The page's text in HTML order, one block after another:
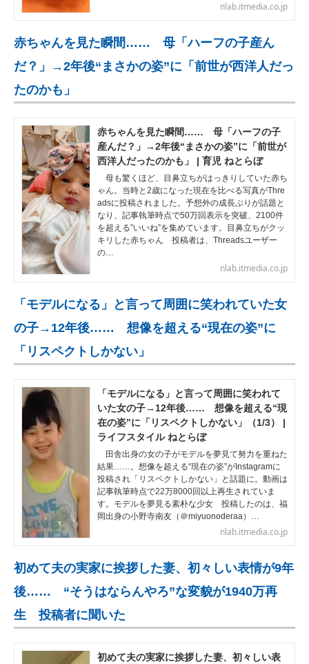
nlab.itmedia.co.jp
赤ちゃんを見た瞬間…… 母「ハーフの子産ん
だ？」→2年後“まさかの姿”に「前世が西洋人だっ
たのかも」
赤ちゃんを見た瞬間…… 母「ハーフの子
産んだ？」→2年後“まさかの姿”に「前世が
西洋人だったのかも」 | 育児 ねとらぼ
母も驚くほど、目鼻立ちがはっきりしていた赤ち
ゃん。当時と2歳になった現在を比べる写真がThre
adsに投稿されました。予想外の成長ぶりが話題と
なり、記事執筆時点で50万回表示を突破、2100件
を超える”いいね”を集めています。目鼻立ちがクッ
キリした赤ちゃん 投稿者は、Threadsユーザー
の…
nlab.itmedia.co.jp
「モデルになる」と言って周囲に笑われていた女
の子→12年後…… 想像を超える“現在の姿”に
「リスペクトしかない」
「モデルになる」と言って周囲に笑われて
いた女の子→12年後…… 想像を超える“現
在の姿”に「リスペクトしかない」（1/3） |
ライフスタイル ねとらぼ
田舎出身の女の子がモデルを夢見て努力を重ねた
結果……。想像を超える“現在の姿”がInstagramに
投稿され「リスペクトしかない」と話題に。動画は
記事執筆時点で22万8000回以上再生されていま
す。モデルを夢見る素朴な少女 投稿したのは、福
岡出身の小野寺南友（＠miyuonoderaa）…
nlab.itmedia.co.jp
初めて夫の実家に挨拶した妻、初々しい表情が9年
後…… “そうはならんやろ”な変貌が1940万再
生 投稿者に聞いた
初めて夫の実家に挨拶した妻、初々しい表